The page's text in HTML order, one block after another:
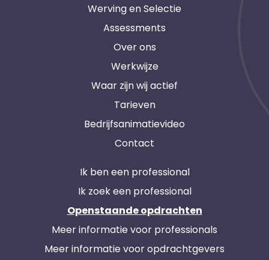
Werving en Selectie
Assessments
Over ons
Werkwijze
Waar zijn wij actief
Tarieven
Bedrijfsanimatievideo
Contact
Ik ben een professional
Ik zoek een professional
Openstaande opdrachten
Meer informatie voor professionals
Meer informatie voor opdrachtgevers